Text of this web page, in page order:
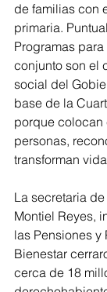
de familias con
primaria.
Programas
conjunto son el
social del
base de la
porque colocan
personas,
transforman
La secretaria
Montiel Reyes,
las Pensiones y
Bienestar
cerca de 18